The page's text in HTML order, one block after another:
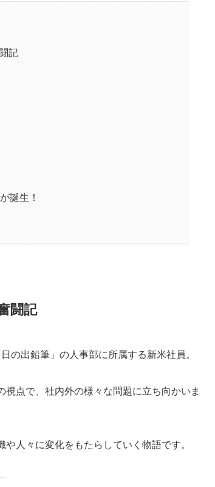
記
誕生！
闘記
の出鉛筆」の人事部に所属する新米社員。
点で、社内外の様々な問題に立ち向かいま
人々に変化をもたらしていく物語です。